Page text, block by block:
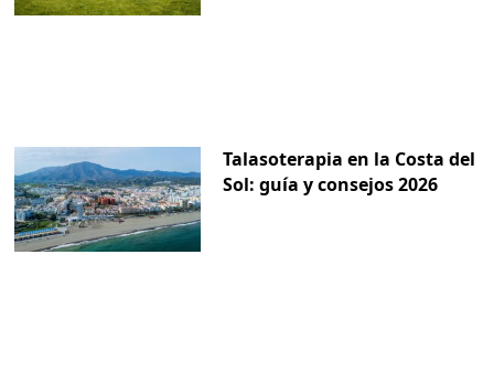
Talasoterapia en la Costa del
Sol: guía y consejos 2026